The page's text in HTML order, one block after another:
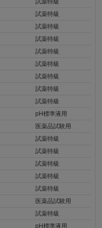
試薬特級
試薬特級
試薬特級
試薬特級
試薬特級
試薬特級
試薬特級
試薬特級
試薬特級
pH標準液用
医薬品試験用
試薬特級
試薬特級
試薬特級
試薬特級
試薬特級
医薬品試験用
試薬特級
pH標準液用